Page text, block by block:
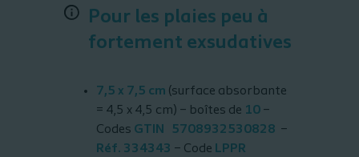
Pour les plaies peu à
fortement exsudatives
7,5 x 7,5 cm (surface absorbante
= 4,5 x 4,5 cm) – boîtes de 10 –
Codes GTIN 5708932530828 –
Réf. 334343 – Code LPPR